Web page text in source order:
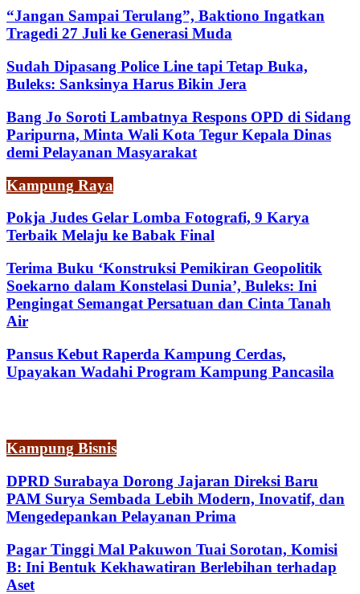
“Jangan Sampai Terulang”, Baktiono Ingatkan
Tragedi 27 Juli ke Generasi Muda
Sudah Dipasang Police Line tapi Tetap Buka,
Buleks: Sanksinya Harus Bikin Jera
Bang Jo Soroti Lambatnya Respons OPD di Sidang
Paripurna, Minta Wali Kota Tegur Kepala Dinas
demi Pelayanan Masyarakat
Kampung Raya
Pokja Judes Gelar Lomba Fotografi, 9 Karya
Terbaik Melaju ke Babak Final
Terima Buku ‘Konstruksi Pemikiran Geopolitik
Soekarno dalam Konstelasi Dunia’, Buleks: Ini
Pengingat Semangat Persatuan dan Cinta Tanah
Air
Pansus Kebut Raperda Kampung Cerdas,
Upayakan Wadahi Program Kampung Pancasila
Kampung Bisnis
DPRD Surabaya Dorong Jajaran Direksi Baru
PAM Surya Sembada Lebih Modern, Inovatif, dan
Mengedepankan Pelayanan Prima
Pagar Tinggi Mal Pakuwon Tuai Sorotan, Komisi
B: Ini Bentuk Kekhawatiran Berlebihan terhadap
Aset